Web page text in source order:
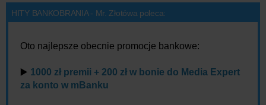
HITY BANKOBRANIA - Mr. Złotówa poleca:
Oto najlepsze obecnie promocje bankowe:
▶️ 1000 zł premii + 200 zł w bonie do Media Expert
za konto w mBanku